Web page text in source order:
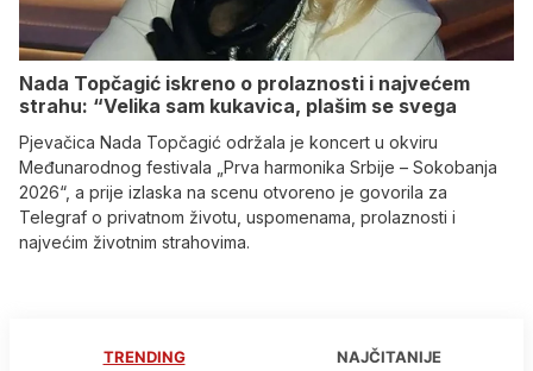
Nada Topčagić iskreno o prolaznosti i najvećem
strahu: “Velika sam kukavica, plašim se svega
​Pjevačica Nada Topčagić održala je koncert u okviru
Međunarodnog festivala „Prva harmonika Srbije – Sokobanja
2026“, a prije izlaska na scenu otvoreno je govorila za
Telegraf o privatnom životu, uspomenama, prolaznosti i
najvećim životnim strahovima.
TRENDING NAJČITANIJE